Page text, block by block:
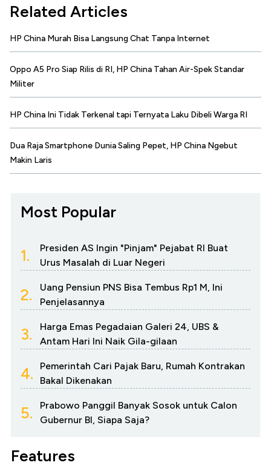
Related Articles
HP China Murah Bisa Langsung Chat Tanpa Internet
Oppo A5 Pro Siap Rilis di RI, HP China Tahan Air-Spek Standar
Militer
HP China Ini Tidak Terkenal tapi Ternyata Laku Dibeli Warga RI
Dua Raja Smartphone Dunia Saling Pepet, HP China Ngebut
Makin Laris
Most Popular
1.
Presiden AS Ingin "Pinjam" Pejabat RI Buat
Urus Masalah di Luar Negeri
2.
Uang Pensiun PNS Bisa Tembus Rp1 M, Ini
Penjelasannya
3.
Harga Emas Pegadaian Galeri 24, UBS &
Antam Hari Ini Naik Gila-gilaan
4.
Pemerintah Cari Pajak Baru, Rumah Kontrakan
Bakal Dikenakan
5.
Prabowo Panggil Banyak Sosok untuk Calon
Gubernur BI, Siapa Saja?
Features